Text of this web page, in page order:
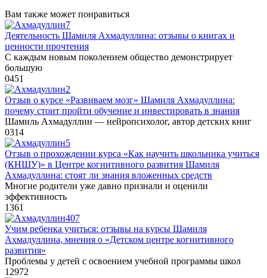
Вам также может понравиться
Деятельность Шамиля Ахмадуллина: отзывы о книгах и
ценности прочтения
С каждым новым поколением общество демонстрирует
большую
0451
Отзыв о курсе «Развиваем мозг» Шамиля Ахмадуллина:
почему стоит пройти обучение и инвестировать в знания
Шамиль Ахмадуллин — нейропсихолог, автор детских книг
0314
Отзыв о прохождении курса «Как научить школьника учиться
(КНШУ)» в Центре когнитивного развития Шамиля
Ахмадуллина: стоят ли знания вложенных средств
Многие родители уже давно признали и оценили
эффективность
1361
Учим ребенка учиться: отзывы на курсы Шамиля
Ахмадуллина, мнения о «Детском центре когнитивного
развития»
Проблемы у детей с освоением учебной программы школ
12972